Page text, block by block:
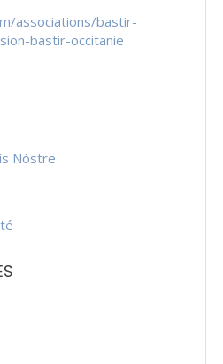
associations/bastir-
bastir-occitanie
Nòstre